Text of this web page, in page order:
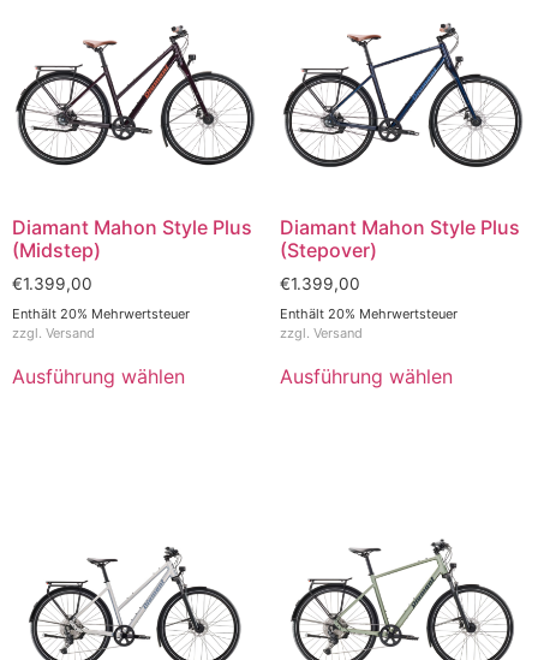
Diamant Mahon Style Plus
(Midstep)
€1.399,00
Enthält 20% Mehrwertsteuer
zzgl. Versand
Ausführung wählen
Diamant Mahon Style Plus
(Stepover)
€1.399,00
Enthält 20% Mehrwertsteuer
zzgl. Versand
Ausführung wählen